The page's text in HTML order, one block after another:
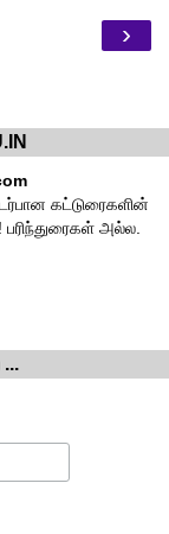
›
கட்டுரைகளின்
பரிந்துரைகள் அல்ல.